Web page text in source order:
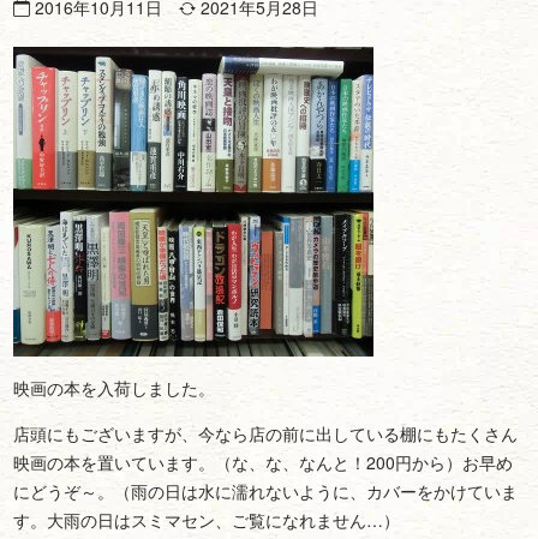
プ 2016年10月11日 2021年5月28日
映画の本を入荷しました。
店頭にもございますが、今なら店の前に出している棚にもたくさん
映画の本を置いています。（な、な、なんと！200円から）お早め
にどうぞ～。（雨の日は水に濡れないように、カバーをかけていま
す。大雨の日はスミマセン、ご覧になれません…）